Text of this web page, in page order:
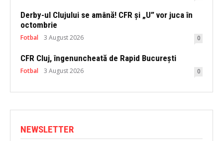
Derby-ul Clujului se amână! CFR și „U” vor juca în
octombrie
Fotbal 3 August 2026 0
CFR Cluj, îngenuncheată de Rapid București
Fotbal 3 August 2026 0
NEWSLETTER